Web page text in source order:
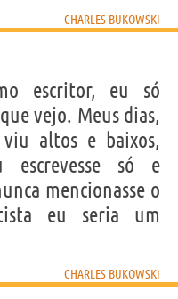
CHARLES BUKOWSKI
escritor, eu só
vejo. Meus dias,
altos e baixos,
só e
mencionasse o
eu seria um
CHARLES BUKOWSKI